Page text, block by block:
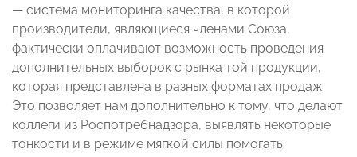
— система мониторинга качества, в которой
производители, являющиеся членами Союза,
фактически оплачивают возможность проведения
дополнительных выборок с рынка той продукции,
которая представлена в разных форматах продаж.
Это позволяет нам дополнительно к тому, что делают
коллеги из Роспотребнадзора, выявлять некоторые
тонкости и в режиме мягкой силы помогать